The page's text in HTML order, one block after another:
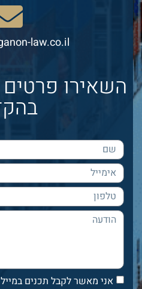
law.co.il
השאירו פרטים
אני מאשר לקבל תכנים במייל